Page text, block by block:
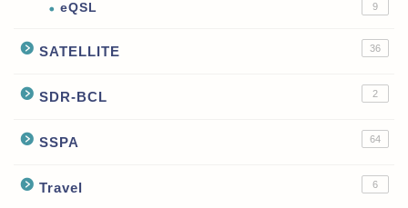
eQSL 9
SATELLITE 36
SDR-BCL 2
SSPA 64
Travel 6